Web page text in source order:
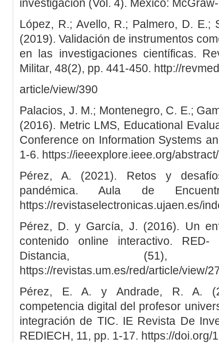
investigación (Vol. 4). México:
López, R.; Avello, R.; Palmero, D. E.;
(2019). Validación de instrumentos
en las investigaciones científicas.
Militar, 48(2), pp. 441-450. http://
article/view/390
Palacios, J. M.; Montenegro, C. E.;
(2016). Metric LMS, Educational
Conference on Information Systems
1-6. https://ieeexplore.ieee.org/
Pérez, A. (2021). Retos y
pandémica. Aula de
https://revistaselectronicas.ujaen.es/
Pérez, D. y García, J. (2016). Un
contenido online interactivo.
Distancia,
https://revistas.um.es/red/article/view/
Pérez, E. A. y Andrade, R. A.
competencia digital del profesor
integración de TIC. IE Revista De
REDIECH, 11, pp. 1-17. https://